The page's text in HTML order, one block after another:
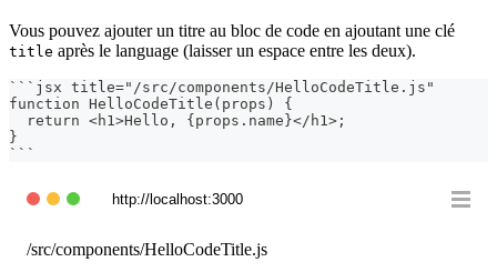
Vous pouvez ajouter un titre au bloc de code en ajoutant une clé
title après le language (laisser un espace entre les deux).
``` jsx title="/src/components/HelloCodeTitle.js"
function HelloCodeTitle(props) {
  return <h1>Hello, {props.name}</h1>;
}
```
http://localhost:3000
/src/components/HelloCodeTitle.js